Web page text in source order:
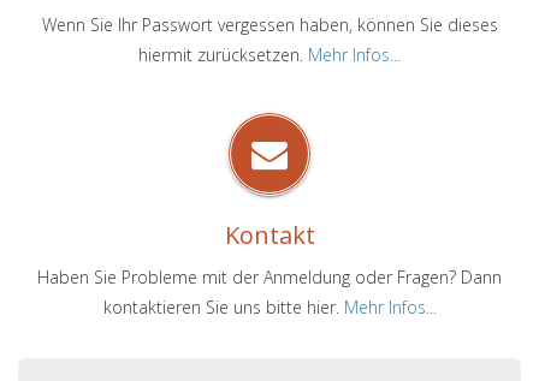
Wenn Sie Ihr Passwort vergessen haben, können Sie dieses
hiermit zurücksetzen. Mehr Infos...
Kontakt
Haben Sie Probleme mit der Anmeldung oder Fragen? Dann
kontaktieren Sie uns bitte hier. Mehr Infos...